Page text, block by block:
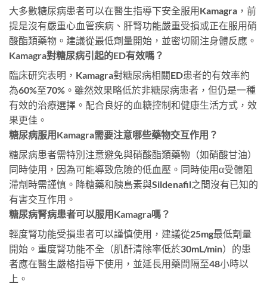
大多數糖尿病患者可以在醫生指導下安全服用Kamagra，前
提是沒有嚴重心血管疾病、肝腎功能嚴重受損或正在服用硝
酸酯類藥物。建議從最低劑量開始，並密切關注身體反應。
Kamagra對糖尿病引起的ED有效嗎？
臨床研究表明，Kamagra對糖尿病相關ED患者的有效率約
為60%至70%。雖然效果略低於非糖尿病患者，但仍是一種
有效的治療選擇。配合良好的血糖控制和健康生活方式，效
果更佳。
糖尿病服用Kamagra需要注意哪些藥物交互作用？
糖尿病患者需特別注意避免與硝酸酯類藥物（如硝酸甘油）
同時使用，因為可能導致危險的低血壓。同時使用α受體阻
滯劑時需謹慎。降糖藥和胰島素與Sildenafil之間沒有已知的
有害交互作用。
糖尿病腎病患者可以服用Kamagra嗎？
輕度腎功能受損患者可以謹慎使用，建議從25mg最低劑量
開始。重度腎功能不全（肌酐清除率低於30mL/min）的患
者應在醫生嚴格指導下使用，並延長用藥間隔至48小時以
上。